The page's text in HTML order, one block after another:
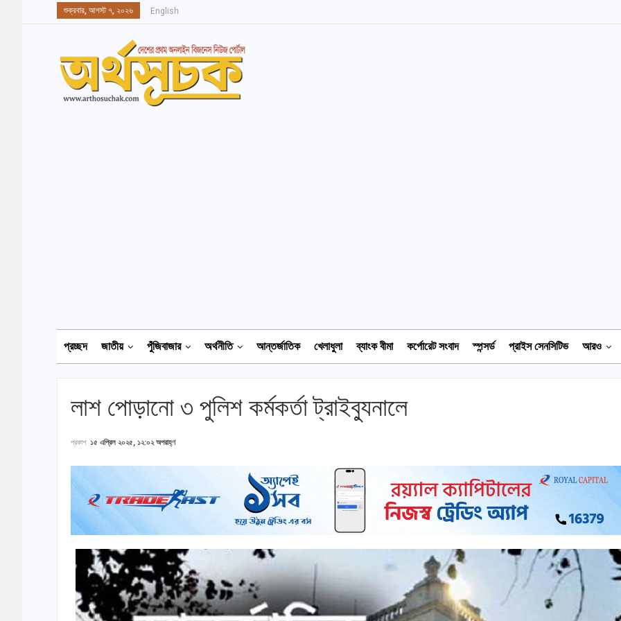
শুক্রবার, আগস্ট ৭, ২০২৬ English
প্রচ্ছদ জাতীয় পুঁজিবাজার অর্থনীতি আন্তর্জাতিক খেলাধুলা ব্যাংক বীমা কর্পোরেট সংবাদ স্পন্সর্ড প্রাইস সেনসিটিভ আরও
লাশ পোড়ানো ৩ পুলিশ কর্মকর্তা ট্রাইব্যুনালে
প্রকাশ ১৫ এপ্রিল ২০২৫, ১২:০২ অপরাহ্ণ